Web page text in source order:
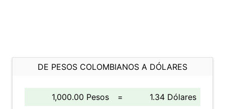
DE PESOS COLOMBIANOS A DÓLARES
1,000.00 Pesos =
1.34 Dólares